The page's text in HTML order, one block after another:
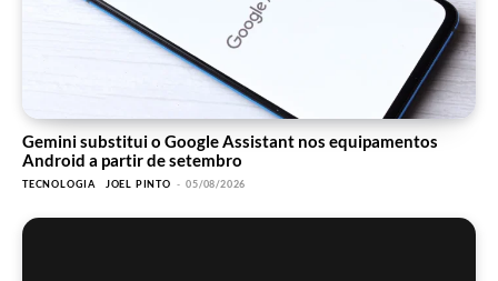
Gemini substitui o Google Assistant nos equipamentos
Android a partir de setembro
TECNOLOGIA JOEL PINTO - 05/08/2026